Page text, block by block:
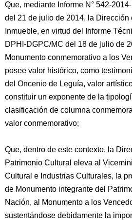
Que, mediante Informe N° 542-
del 21 de julio de 2014, la
Inmueble, en virtud del Informe
DPHI-DGPC/MC del 18 de julio de
Monumento conmemorativo a los
posee valor histórico, como
del Oncenio de Leguía, valor
constituir un exponente de la
clasificación de columna
valor conmemorativo;
Que, dentro de este contexto, la
Patrimonio Cultural eleva al
Cultural e Industrias Culturales, la
de Monumento integrante del
Nación, al Monumento a los
sustentándose debidamente la